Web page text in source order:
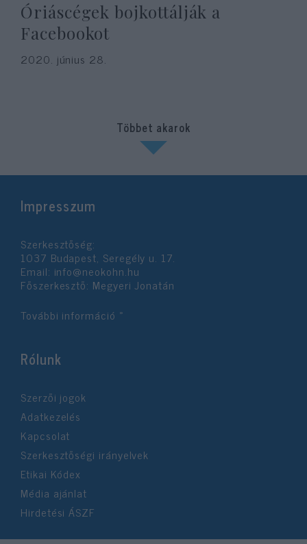
Óriáscégek bojkottálják a
Facebookot
2020. június 28.
Többet akarok
Impresszum
Szerkesztőség:
1037 Budapest, Seregély u. 17.
Email: info@neokohn.hu
Főszerkesztő: Megyeri Jonatán
További információ »
Rólunk
Szerzői jogok
Adatkezelés
Kapcsolat
Szerkesztőségi irányelvek
Etikai Kódex
Média ajánlat
Hirdetési ÁSZF